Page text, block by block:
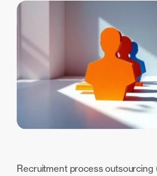
Recruitment process outsourcing